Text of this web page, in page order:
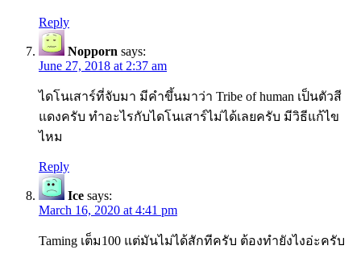
Reply
Nopporn says:
June 27, 2018 at 2:37 am
ไดโนเสาร์ที่จับมา มีคำขึ้นมาว่า Tribe of human เป็นตัวสี
แดงครับ ทำอะไรกับไดโนเสาร์ไม่ได้เลยครับ มีวิธีแก้ไข
ไหม
Reply
Ice says:
March 16, 2020 at 4:41 pm
Taming เต็ม100 แต่มันไม่ได้สักทีครับ ต้องทำยังไงอ่ะครับ